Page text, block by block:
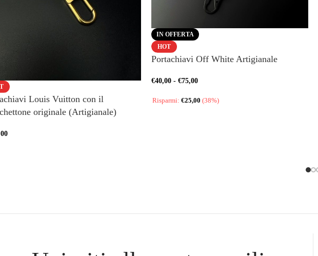
Louis Vuitton con il
originale (Artigianale)
IN OFFERTA
HOT
Portachiavi Off White Artigianale
€40,00 - €75,00
Risparmi: €25,00 (38%)